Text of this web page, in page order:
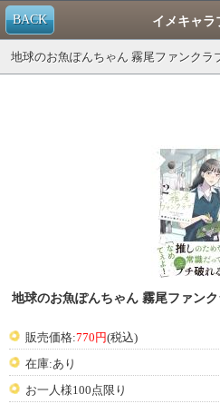
BACK イメキャラ
地球のお魚ぽんちゃん 霧尾ファンクラ
地球のお魚ぽんちゃん 霧尾ファン
販売価格:770円(税込)
在庫:あり
お一人様100点限り